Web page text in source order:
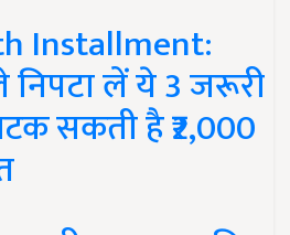
Installment:
लें ये 3 जरूरी
सकती है ₹2,000